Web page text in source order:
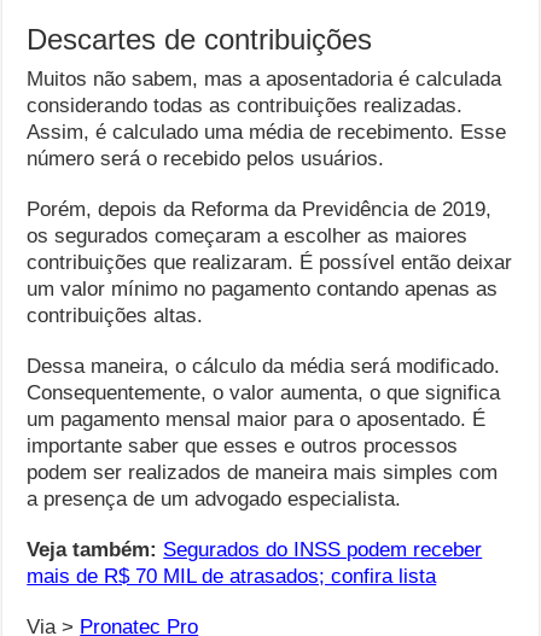
Descartes de contribuições
Muitos não sabem, mas a aposentadoria é calculada
considerando todas as contribuições realizadas.
Assim, é calculado uma média de recebimento. Esse
número será o recebido pelos usuários.
Porém, depois da Reforma da Previdência de 2019,
os segurados começaram a escolher as maiores
contribuições que realizaram. É possível então deixar
um valor mínimo no pagamento contando apenas as
contribuições altas.
Dessa maneira, o cálculo da média será modificado.
Consequentemente, o valor aumenta, o que significa
um pagamento mensal maior para o aposentado. É
importante saber que esses e outros processos
podem ser realizados de maneira mais simples com
a presença de um advogado especialista.
Veja também: Segurados do INSS podem receber
mais de R$ 70 MIL de atrasados; confira lista
Via > Pronatec Pro